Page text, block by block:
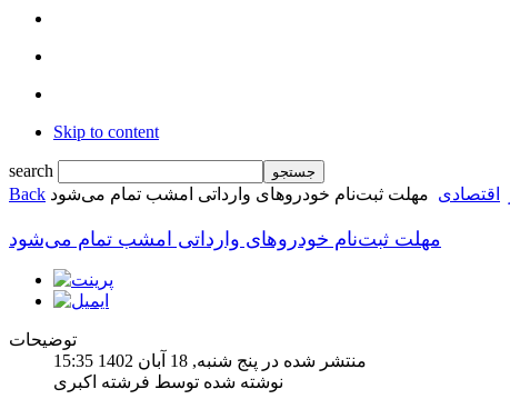
Skip to content
search
Back
اقتصادی مهلت ثبت‌نام خودروهای وارداتی امشب تمام می‌شود
مهلت ثبت‌نام خودروهای وارداتی امشب تمام می‌شود
توضیحات
منتشر شده در پنج شنبه, 18 آبان 1402 15:35
نوشته شده توسط فرشته اکبری